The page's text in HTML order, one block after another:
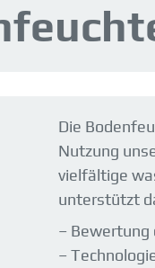
Die
Nutzung
vielfältige
unterstützt
– Bewertung
–